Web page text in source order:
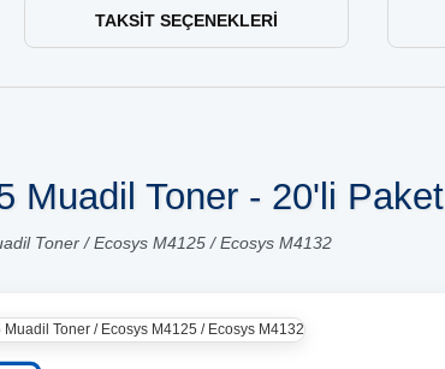
TAKSIT SEÇENEKLERI
Muadil Toner - 20'li Paket
Toner / Ecosys M4125 / Ecosys M4132